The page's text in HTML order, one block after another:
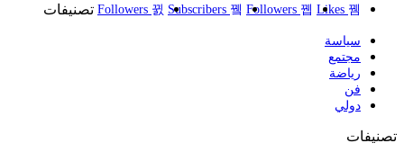
تصنيفات
سياسة
مجتمع
رياضة
فن
دولي
تصنيفات